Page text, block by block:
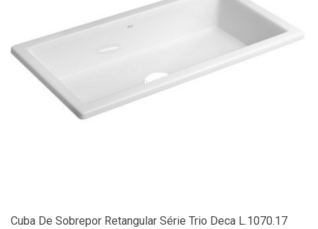
Cuba De Sobrepor Retangular Série Trio Deca L.1070.17